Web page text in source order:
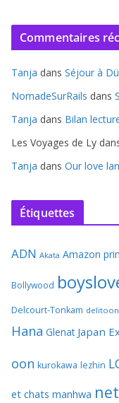
Commentaires
Tanja dans Séjour à
NomadeSurRails dans
Tanja dans Bilan
Les Voyages de Ly
Tanja dans Our love
Étiquettes
ADN Akata Amazon
Bollywood
Delcourt-Tonkam delitoon
Hana Glenat Japan
oon kurokawa lezhin
et chats manhwa